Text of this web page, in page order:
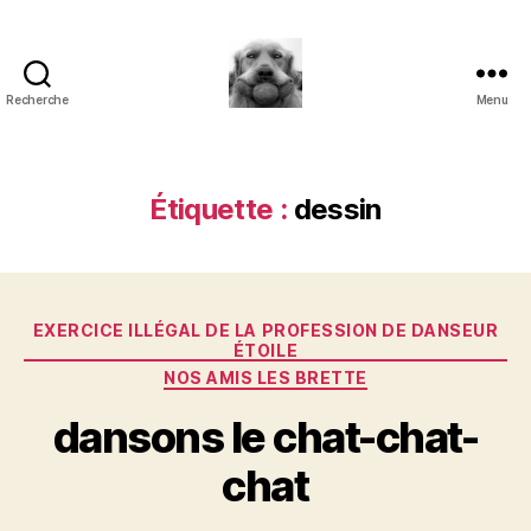
Recherche
paradoxe
en
Menu
Étiquette : dessin
Catégories
EXERCICE ILLÉGAL DE LA PROFESSION DE DANSEUR
ÉTOILE
NOS AMIS LES BRETTE
dansons le chat-chat-
chat